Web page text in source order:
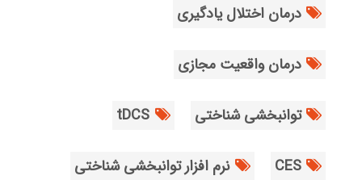
درمان اختلال یادگیری
درمان واقعیت مجازی
توانبخشی شناختی tDCS
CES نرم افزار توانبخشی شناختی